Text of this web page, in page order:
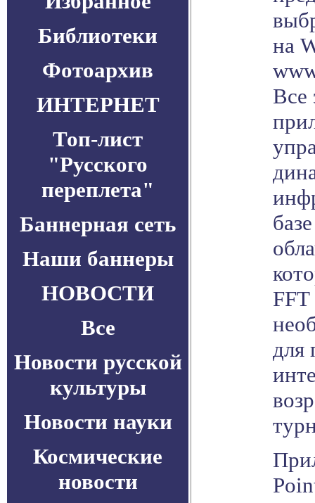
Библиотеки
Фотоархив
ИНТЕРНЕТ
Топ-лист
"Русского
переплета"
Баннерная сеть
Наши баннеры
НОВОСТИ
Все
Новости русской
культуры
Новости науки
Космические
новости
на
Все
для